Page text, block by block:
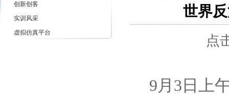
创新创客
实训风采
虚拟仿真平台
世界
点
9月 3 日上